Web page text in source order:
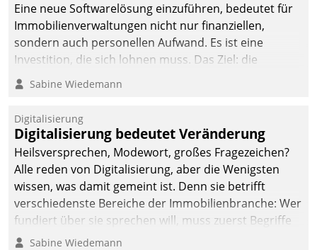
Eine neue Softwarelösung einzuführen, bedeutet für
Immobilienverwaltungen nicht nur finanziellen,
sondern auch personellen Aufwand. Es ist eine
Investition, die sich lohnen muss. Das Ziel: die
nachhaltige Optimierung der Geschäftsabläufe. Damit
dieses Ziel erreicht wird, sollten einige Grundregeln
Sabine Wiedemann
Digitalisierung
Digitalisierung bedeutet Veränderung
Heilsversprechen, Modewort, großes Fragezeichen?
Alle reden von Digitalisierung, aber die Wenigsten
wissen, was damit gemeint ist. Denn sie betrifft
verschiedenste Bereiche der Immobilienbranche: Wer
fundiert über sie sprechen will, muss zuerst Begriffe
klären. Ein Aspekt ist die betriebliche Optimierung:
Sabine Wiedemann